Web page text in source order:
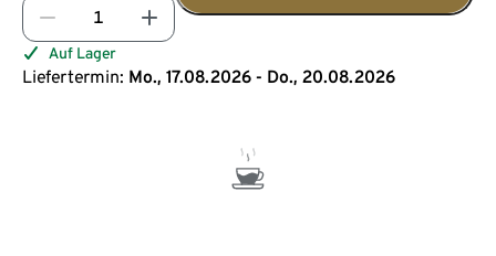
Auf Lager
Liefertermin: Mo., 17.08.2026 - Do., 20.08.2026